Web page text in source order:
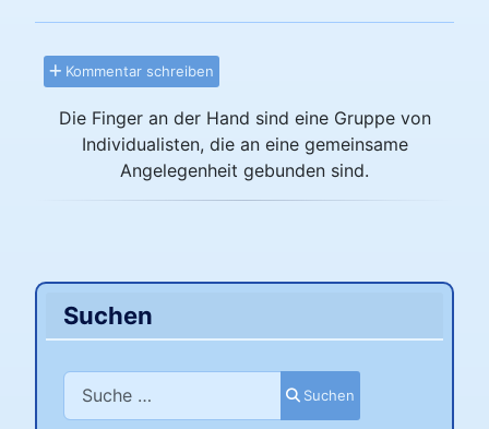
Kommentar schreiben
Die Finger an der Hand sind eine Gruppe von
Individualisten, die an eine gemeinsame
Angelegenheit gebunden sind.
Suchen
Suchen
Suchen